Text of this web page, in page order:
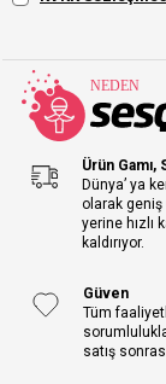
Ürün Gamı,
Dünya’ ya
olarak geniş
yerine hızlı
kaldırıyor.
Güven
Tüm
satış